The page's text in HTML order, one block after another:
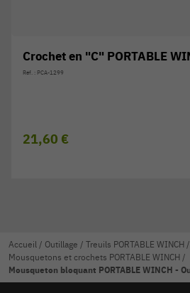
Crochet en "C" PORTABLE
Réf. : PCA-1299
21,60 €
Accueil / Outillage / Treuils PORTABLE WINCH /
Mousquetons et crochets PORTABLE WINCH /
Mousqueton bloquant PORTABLE WINCH -